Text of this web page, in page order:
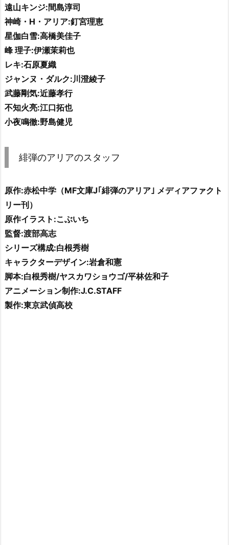
遠山キンジ:間島淳司
神崎・H・アリア:釘宮理恵
星伽白雪:高橋美佳子
峰 理子:伊瀬茉莉也
レキ:石原夏織
ジャンヌ・ダルク:川澄綾子
武藤剛気:近藤孝行
不知火亮:江口拓也
小夜鳴徹:野島健児
緋弾のアリアのスタッフ
原作:赤松中学（MF文庫J｢緋弾のアリア｣ メディアファクト
リー刊）
原作イラスト:こぶいち
監督:渡部高志
シリーズ構成:白根秀樹
キャラクターデザイン:岩倉和憲
脚本:白根秀樹/ヤスカワショウゴ/平林佐和子
アニメーション制作:J.C.STAFF
製作:東京武偵高校